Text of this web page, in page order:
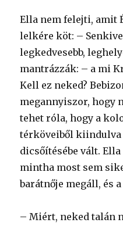
Ella nem felejti, amit
lelkére köt: –
legkedvesebb,
mantrázzák: – a mi
Kell ez neked?
megannyiszor, hogy
tehet róla, hogy a
térköveiből kiindulva
dicsőítésébe vált.
mintha most sem
barátnője megáll, és a
– Miért, neked talán